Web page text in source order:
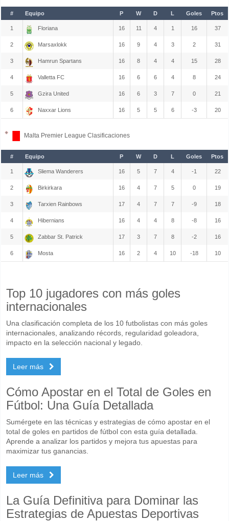
# Equipo P W D L Goles Ptos
1 Floriana 16 11 4 1 16 37
2 Marsaxlokk 16 9 4 3 2 31
3 Hamrun Spartans 16 8 4 4 15 28
4 Valletta FC 16 6 6 4 8 24
5 Gzira United 16 6 3 7 0 21
6 Naxxar Lions 16 5 5 6 -3 20
Malta Premier League Clasificaciones
# Equipo P W D L Goles Ptos
1 Sliema Wanderers 16 5 7 4 -1 22
2 Birkirkara 16 4 7 5 0 19
3 Tarxien Rainbows 17 4 7 7 -9 18
4 Hibernians 16 4 4 8 -8 16
5 Zabbar St. Patrick 17 3 7 8 -2 16
6 Mosta 16 2 4 10 -18 10
Top 10 jugadores con más goles
internacionales
Una clasificación completa de los 10 futbolistas con más goles
internacionales, analizando récords, regularidad goleadora,
impacto en la selección nacional y legado.
Leer más
Cómo Apostar en el Total de Goles en
Fútbol: Una Guía Detallada
Sumérgete en las técnicas y estrategias de cómo apostar en el
total de goles en partidos de fútbol con esta guía detallada.
Aprende a analizar los partidos y mejora tus apuestas para
maximizar tus ganancias.
Leer más
La Guía Definitiva para Dominar las
Estrategias de Apuestas Deportivas